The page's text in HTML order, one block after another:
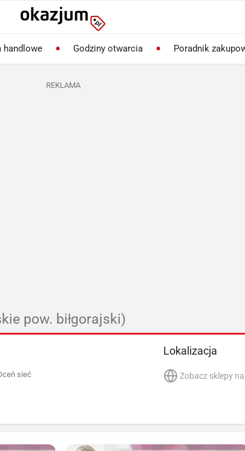
handlowe Godziny otwarcia Poradnik
REKLAMA
pow. biłgorajski)
sieć
Lokalizacja
Zobacz sklepy